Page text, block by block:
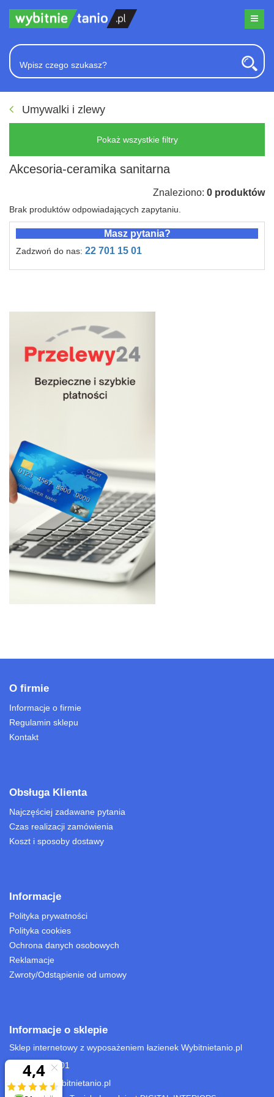
Umywalki i zlewy
Pokaż wszystkie filtry
Akcesoria-ceramika sanitarna
Znaleziono: 0 produktów
Brak produktów odpowiadających zapytaniu.
Masz pytania?
Zadzwoń do nas: 22 701 15 01
O firmie
Informacje o firmie
Regulamin sklepu
Kontakt
Obsługa Klienta
Najczęściej zadawane pytania
Czas realizacji zamówienia
Koszt i sposoby dostawy
Informacje
Polityka prywatności
Polityka cookies
Ochrona danych osobowych
Reklamacje
Zwroty/Odstąpienie od umowy
Informacje o sklepie
Sklep internetowy z wyposażeniem łazienek Wybitnietanio.pl
22 701 15 01
sklep@wybitnietanio.pl